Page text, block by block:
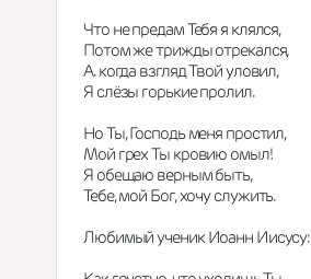
Что не предам Тебя я клялся,
Потом же трижды отрекался,
А. когда взгляд Твой уловил,
Я слёзы горькие пролил.
Но Ты, Господь меня простил,
Мой грех Ты кровию омыл!
Я обещаю верным быть,
Тебе, мой Бог, хочу служить.
Любимый ученик Иоанн Иисусу: